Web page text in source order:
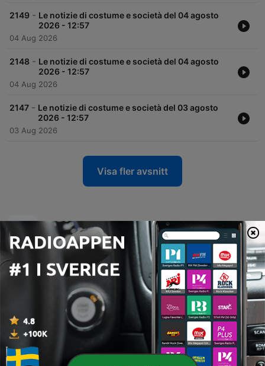
2149 - Le notizie di costume e società del 04 agosto
2026 - 12:57
04 Aug 2026
2148 - Le notizie di costume e società del 04 agosto
2026 - 12:57
04 Aug 2026
2147 - Le notizie di costume e società del 03 agosto
2026 - 12:57
03 Aug 2026
Visa fler avsnitt
RDS - Radio Dimensione Suono poddar